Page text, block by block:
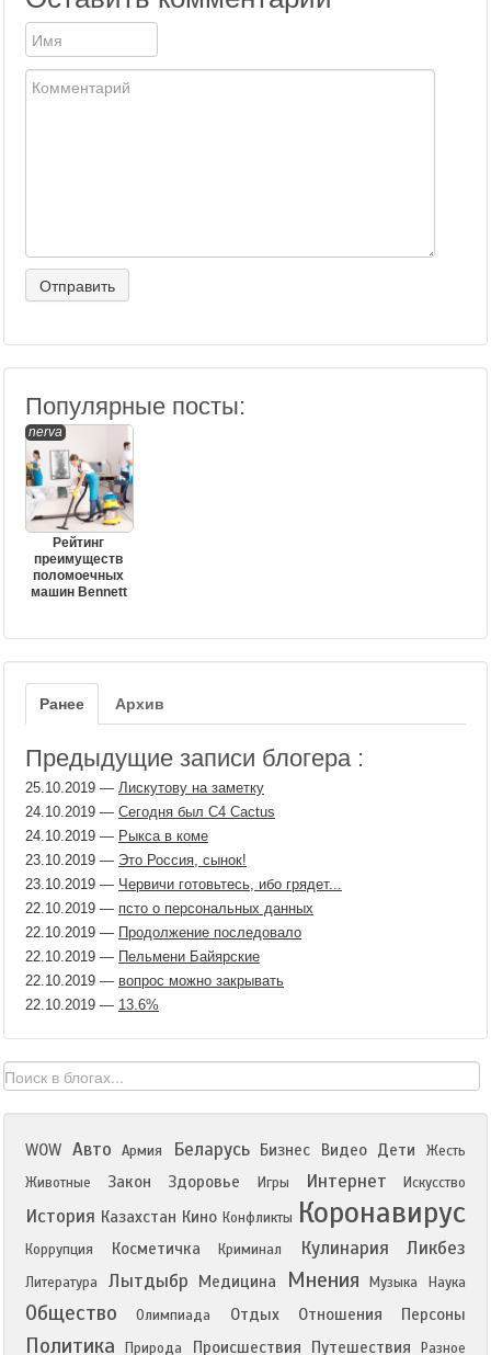
Популярные посты:
nerva
Рейтинг
преимуществ
поломоечных
машин Bennett
Ранее Архив
Предыдущие записи блогера :
25.10.2019 — Лискутову на заметку
24.10.2019 — Сегодня был С4 Cactus
24.10.2019 — Рыкса в коме
23.10.2019 — Это Россия, сынок!
23.10.2019 — Червичи готовьтесь, ибо грядет...
22.10.2019 — псто о персональных данных
22.10.2019 — Продолжение последовало
22.10.2019 — Пельмени Байярские
22.10.2019 — вопрос можно закрывать
22.10.2019 — 13.6%
WOW Авто Армия Беларусь Бизнес Видео Дети
Жесть
Животные
Закон Здоровье Игры Интернет Искусство
История Казахстан Кино Конфликты Коронавирус
Коррупция Косметичка Криминал Кулинария Ликбез
Литература Лытдыбр Медицина Мнения Музыка Наука
Общество Олимпиада Отдых Отношения Персоны
Политика Природа Происшествия Путешествия Разное